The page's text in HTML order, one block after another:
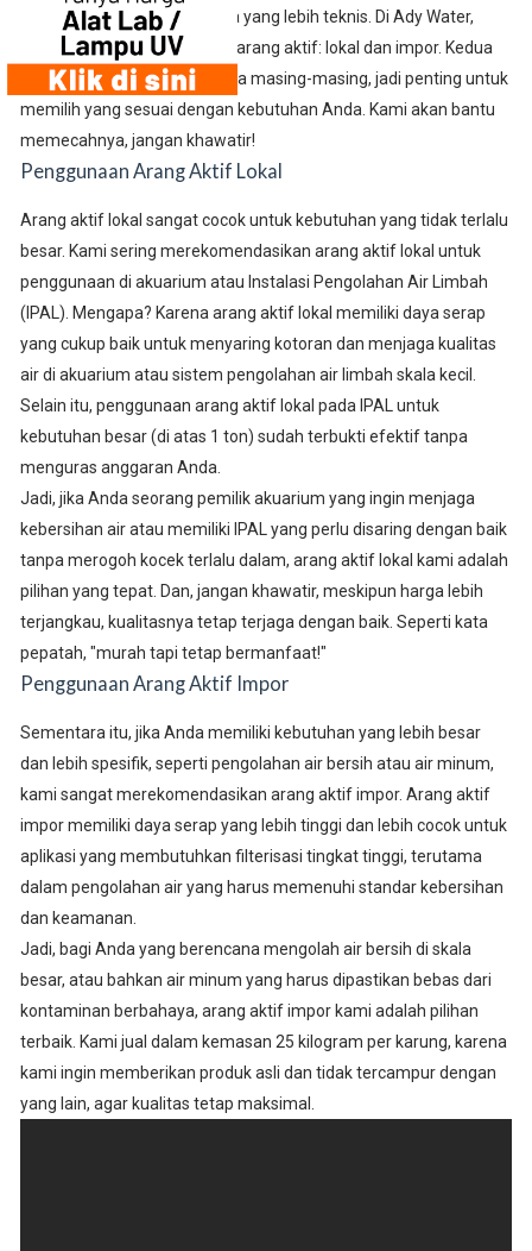
kebutuhan sehari-hari hingga yang lebih teknis. Di Ady Water,
kami menyediakan dua jenis arang aktif: lokal dan impor. Kedua
jenis ini memiliki kegunaannya masing-masing, jadi penting untuk
memilih yang sesuai dengan kebutuhan Anda. Kami akan bantu
memecahnya, jangan khawatir!
Penggunaan Arang Aktif Lokal
Arang aktif lokal sangat cocok untuk kebutuhan yang tidak terlalu
besar. Kami sering merekomendasikan arang aktif lokal untuk
penggunaan di akuarium atau Instalasi Pengolahan Air Limbah
(IPAL). Mengapa? Karena arang aktif lokal memiliki daya serap
yang cukup baik untuk menyaring kotoran dan menjaga kualitas
air di akuarium atau sistem pengolahan air limbah skala kecil.
Selain itu, penggunaan arang aktif lokal pada IPAL untuk
kebutuhan besar (di atas 1 ton) sudah terbukti efektif tanpa
menguras anggaran Anda.
Jadi, jika Anda seorang pemilik akuarium yang ingin menjaga
kebersihan air atau memiliki IPAL yang perlu disaring dengan baik
tanpa merogoh kocek terlalu dalam, arang aktif lokal kami adalah
pilihan yang tepat. Dan, jangan khawatir, meskipun harga lebih
terjangkau, kualitasnya tetap terjaga dengan baik. Seperti kata
pepatah, "murah tapi tetap bermanfaat!"
Penggunaan Arang Aktif Impor
Sementara itu, jika Anda memiliki kebutuhan yang lebih besar
dan lebih spesifik, seperti pengolahan air bersih atau air minum,
kami sangat merekomendasikan arang aktif impor. Arang aktif
impor memiliki daya serap yang lebih tinggi dan lebih cocok untuk
aplikasi yang membutuhkan filterisasi tingkat tinggi, terutama
dalam pengolahan air yang harus memenuhi standar kebersihan
dan keamanan.
Jadi, bagi Anda yang berencana mengolah air bersih di skala
besar, atau bahkan air minum yang harus dipastikan bebas dari
kontaminan berbahaya, arang aktif impor kami adalah pilihan
terbaik. Kami jual dalam kemasan 25 kilogram per karung, karena
kami ingin memberikan produk asli dan tidak tercampur dengan
yang lain, agar kualitas tetap maksimal.